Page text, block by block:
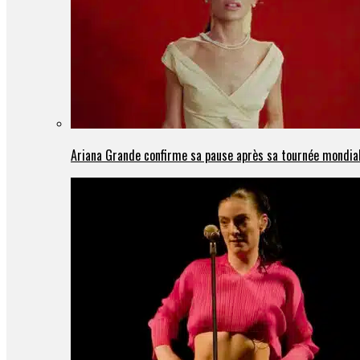
Ariana Grande confirme sa pause après sa tournée